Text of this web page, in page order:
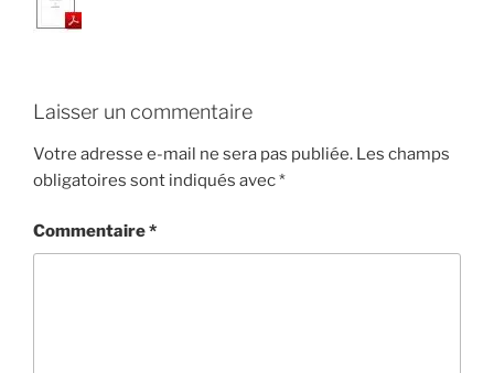
Laisser un commentaire
Votre adresse e-mail ne sera pas publiée. Les champs
obligatoires sont indiqués avec*
Commentaire*